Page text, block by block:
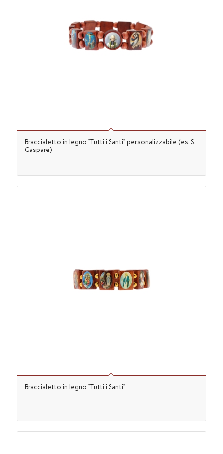
Braccialetto in legno “Tutti i Santi” personalizzabile (es. S.
Gaspare)
Braccialetto in legno “Tutti i Santi”